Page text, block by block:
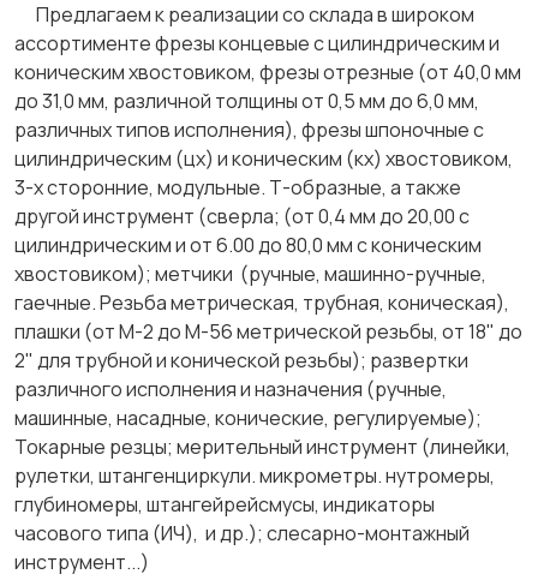
Предлагаем к реализации со склада в широком
ассортименте фрезы концевые с цилиндрическим и
коническим хвостовиком, фрезы отрезные (от 40,0 мм
до 31,0 мм, различной толщины от 0,5 мм до 6,0 мм,
различных типов исполнения), фрезы шпоночные с
цилиндрическим (цх) и коническим (кх) хвостовиком,
3-х сторонние, модульные. Т-образные, а также
другой инструмент (сверла; (от 0,4 мм до 20,00 с
цилиндрическим и от 6.00 до 80,0 мм с коническим
хвостовиком); метчики (ручные, машинно-ручные,
гаечные. Резьба метрическая, трубная, коническая),
плашки (от М-2 до М-56 метрической резьбы, от 18" до
2" для трубной и конической резьбы); развертки
различного исполнения и назначения (ручные,
машинные, насадные, конические, регулируемые);
Токарные резцы; мерительный инструмент (линейки,
рулетки, штангенциркули. микрометры. нутромеры,
глубиномеры, штангейрейсмусы, индикаторы
часового типа (ИЧ), и др.); слесарно-монтажный
инструмент...)